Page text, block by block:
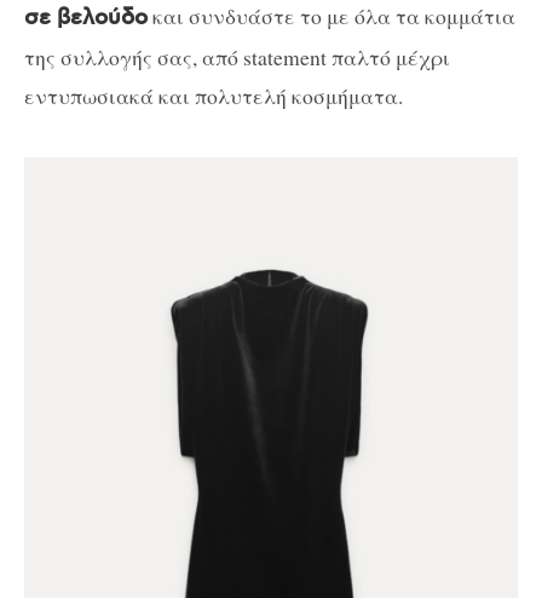
σε βελούδοκαι συνδυάστε το με όλα τα κομμάτια
της συλλογής σας, από statement παλτό μέχρι
εντυπωσιακά και πολυτελή κοσμήματα.